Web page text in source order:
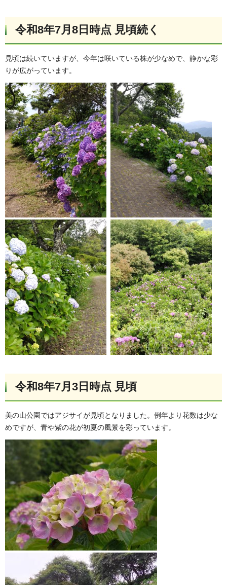
令和8年7月8日時点 見頃続く
見頃は続いていますが、今年は咲いている株が少なめで、静かな彩
りが広がっています。
令和8年7月3日時点 見頃
美の山公園ではアジサイが見頃となりました。例年より花数は少な
めですが、青や紫の花が初夏の風景を彩っています。